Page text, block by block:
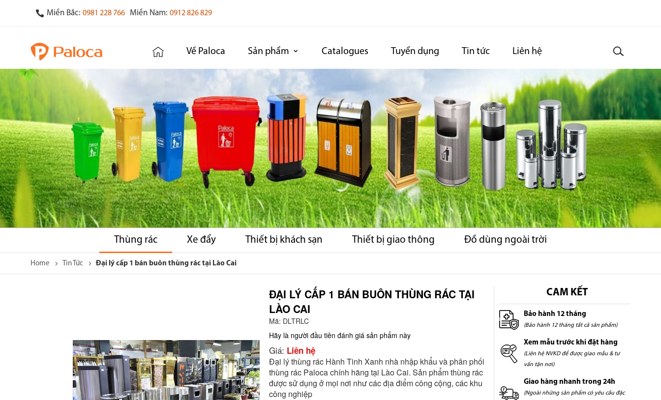
Miền Bắc: 0981 228 766 Miền Nam: 0912 826 829
Về Paloca Sản phẩm Catalogues Tuyển dụng Tin tức Liên hệ
Thùng rác Xe đẩy Thiết bị khách sạn Thiết bị giao thông Đồ dùng ngoài trời
Home Tin Tức Đại lý cấp 1 bán buôn thùng rác tại Lào Cai
ĐẠI LÝ CẤP 1 BÁN BUÔN THÙNG RÁC TẠI
LÀO CAI
Mã: DLTRLC
Hãy là người đầu tiên đánh giá sản phẩm này
Giá: Liên hệ
Đại lý thùng rác Hành Tinh Xanh nhà nhập khẩu và phân phối
thùng rác Paloca chính hãng tại Lào Cai. Sản phẩm thùng rác
được sử dụng ở mọi nơi như các địa điểm công cộng, các khu
công nghiệp
CAM KẾT
Bảo hành 12 tháng
(Bảo hành 12 tháng tất cả sản phẩm)
Xem mẫu trước khi đặt hàng
(Liên hệ NVKD để được giao mẫu & tư
vấn tận nơi)
Giao hàng nhanh trong 24h
(Ngoài những sản phẩm có yêu cầu đặc